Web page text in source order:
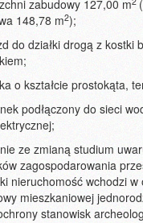
zabudowy 127,00 m
148,78 m2);
do działki drogą z kostki
o kształcie prostokąta,
podłączony do sieci
ze zmianą studium
zagospodarowania
nieruchomość wchodzi
mieszkaniowej
stanowisk